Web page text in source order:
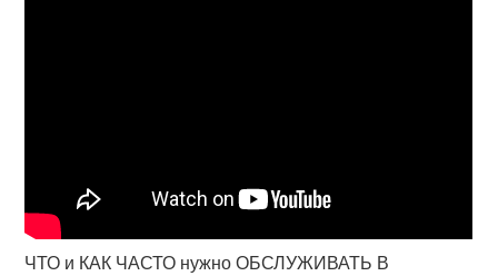
ЧТО и КАК ЧАСТО нужно ОБСЛУЖИВАТЬ В